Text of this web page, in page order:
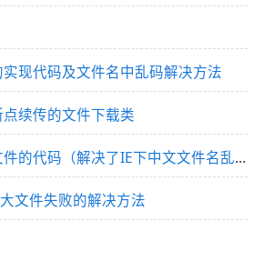
现代码及文件名中乱码解决方法
续传的文件下载类
php中强制下载文件的代码（解决了IE下中文文件名乱码问题）
文件失败的解决方法